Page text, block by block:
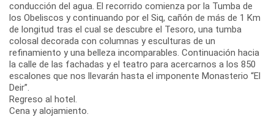
conducción del agua. El recorrido comienza por la Tumba de
los Obeliscos y continuando por el Siq, cañón de más de 1 Km
de longitud tras el cual se descubre el Tesoro, una tumba
colosal decorada con columnas y esculturas de un
refinamiento y una belleza incomparables. Continuación hacia
la calle de las fachadas y el teatro para acercarnos a los 850
escalones que nos llevarán hasta el imponente Monasterio “El
Deir”.
Regreso al hotel.
Cena y alojamiento.